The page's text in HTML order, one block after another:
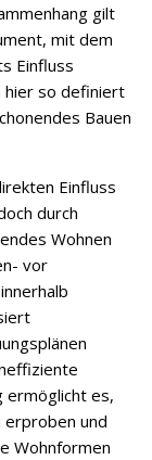
gilt
mit dem
Einfluss
hier so definiert
Bauen
Einfluss
durch
Wohnen
vor
ermöglicht es,
und
Wohnformen